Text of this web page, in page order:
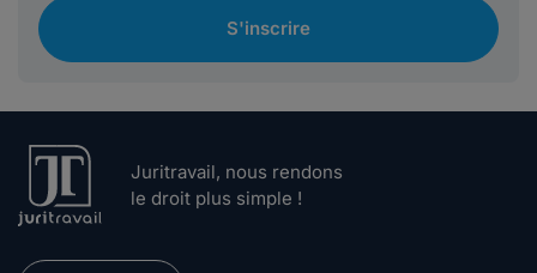
S'inscrire
Juritravail, nous rendons
le droit plus simple !